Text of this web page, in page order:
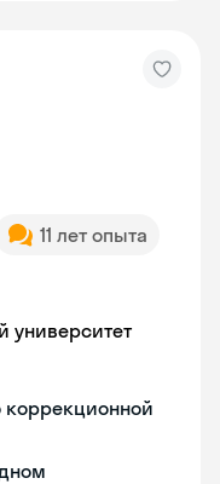
11 лет опыта
университет
коррекционной